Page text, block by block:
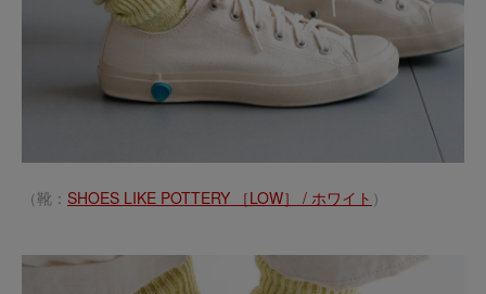
（靴： SHOES LIKE POTTERY ［LOW］ / ホワイト ）